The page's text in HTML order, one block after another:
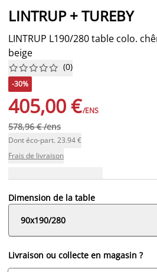
LINTRUP + TUREBY
LINTRUP L190/280 table colo.
beige





 (0)
-30%
405,00 €/ENS
578,96 € /ens
Dont éco-part. 23.94 €
Frais de livraison
Dimension de la table
90x190/280
Livraison ou collecte en magasin ?